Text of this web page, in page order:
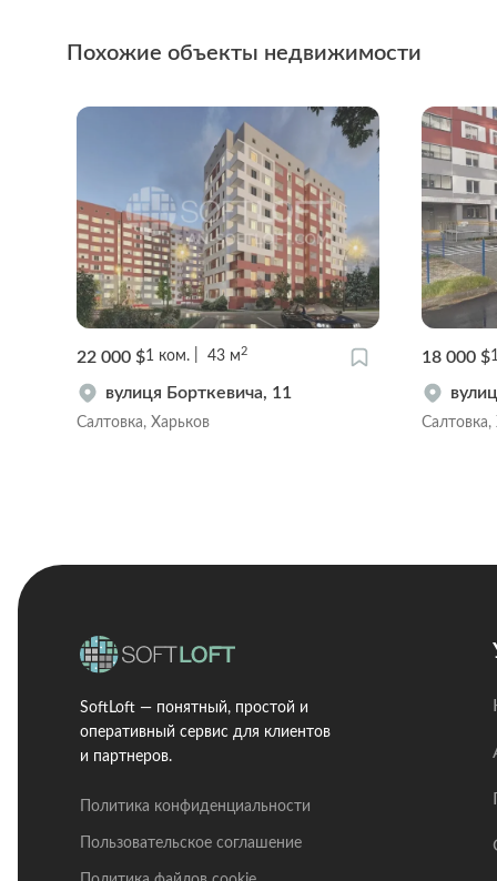
Похожие объекты недвижимости
22 000 $1 ком. 43 м2
вулиця Борткевича, 11
Салтовка, Харьков
18 000 $
Салтовка,
SoftLoft — понятный, простой и
оперативный сервис для клиентов
и партнеров.
Политика конфиденциальности
Пользовательское соглашение